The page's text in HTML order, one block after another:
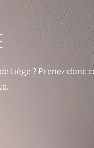
? Prenez donc